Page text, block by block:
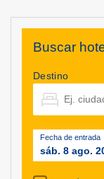
Buscar
Destino
Fecha de entrada
sáb. 8 ago.